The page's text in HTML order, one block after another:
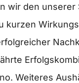
wir den unserer
kurzen
Weiteres